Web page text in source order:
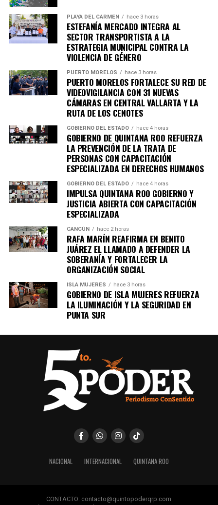
Recibe las noticias al instante
Quinto Poder y recibe las noticias más
importantes de Quintana Roo directamente
en tu teléfono.
Unirme al canal de WhatsApp
PLAYA DEL CARMEN hace 3 horas
ESTEFANÍA MERCADO INTEGRA AL
SECTOR TRANSPORTISTA A LA
ESTRATEGIA MUNICIPAL CONTRA LA
VIOLENCIA DE GÉNERO
PUERTO MORELOS hace 3 horas
PUERTO MORELOS FORTALECE SU RED DE
VIDEOVIGILANCIA CON 31 NUEVAS
CÁMARAS EN CENTRAL VALLARTA Y LA
RUTA DE LOS CENOTES
GOBIERNO DEL ESTADO hace 4 horas
GOBIERNO DE QUINTANA ROO REFUERZA
LA PREVENCIÓN DE LA TRATA DE
PERSONAS CON CAPACITACIÓN
ESPECIALIZADA EN DERECHOS HUMANOS
GOBIERNO DEL ESTADO hace 4 horas
IMPULSA QUINTANA ROO GOBIERNO Y
JUSTICIA ABIERTA CON CAPACITACIÓN
ESPECIALIZADA
CANCÚN hace 2 horas
RAFA MARÍN REAFIRMA EN BENITO
JUÁREZ EL LLAMADO A DEFENDER LA
SOBERANÍA Y FORTALECER LA
ORGANIZACIÓN SOCIAL
ISLA MUJERES hace 3 horas
GOBIERNO DE ISLA MUJERES REFUERZA
LA ILUMINACIÓN Y LA SEGURIDAD EN
PUNTA SUR
NACIONAL INTERNACIONAL QUINTANA ROO
CONTACTO: contacto@quintopoderqrp.com